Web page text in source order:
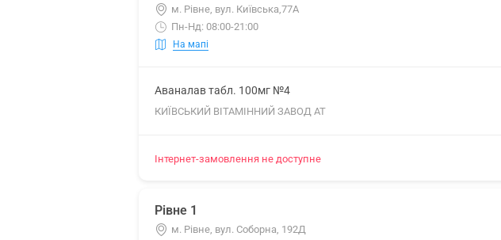
м. Рівне, вул. Київська,77А
Пн-Нд: 08:00-21:00
На мапі
Аваналав табл. 100мг №4
КИЇВСЬКИЙ ВІТАМІННИЙ ЗАВОД АТ
Інтернет-замовлення не доступне
Рівне 1
м. Рівне, вул. Соборна, 192Д